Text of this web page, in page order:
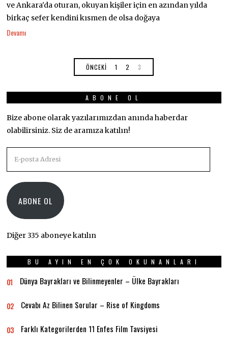
ve Ankara'da oturan, okuyan kişiler için en azından yılda
birkaç sefer kendini kısmen de olsa doğaya
Devamı
ÖNCEKI 1 2 3
ABONE OL
Bize abone olarak yazılarımızdan anında haberdar
olabilirsiniz. Siz de aramıza katılın!
posta
ABONE OL
Diğer 335 aboneye katılın
BU AYIN EN ÇOK OKUNANLARI
01 Dünya Bayrakları ve Bilinmeyenler – Ülke Bayrakları
02 Cevabı Az Bilinen Sorular – Rise of Kingdoms
03 Farklı Kategorilerden 11 Enfes Film Tavsiyesi